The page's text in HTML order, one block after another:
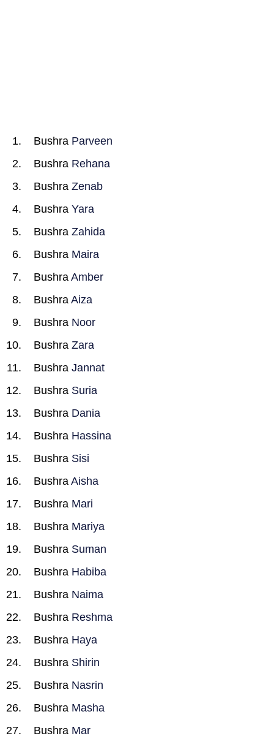
Bushra Parveen
Bushra Rehana
Bushra Zenab
Bushra Yara
Bushra Zahida
Bushra Maira
Bushra Amber
Bushra Aiza
Bushra Noor
Bushra Zara
Bushra Jannat
Bushra Suria
Bushra Dania
Bushra Hassina
Bushra Sisi
Bushra Aisha
Bushra Mari
Bushra Mariya
Bushra Suman
Bushra Habiba
Bushra Naima
Bushra Reshma
Bushra Haya
Bushra Shirin
Bushra Nasrin
Bushra Masha
Bushra Mar